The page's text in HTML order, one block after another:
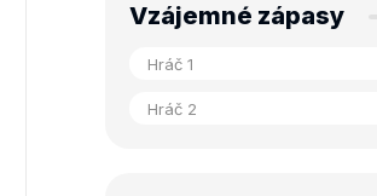
Vzájemné zápasy